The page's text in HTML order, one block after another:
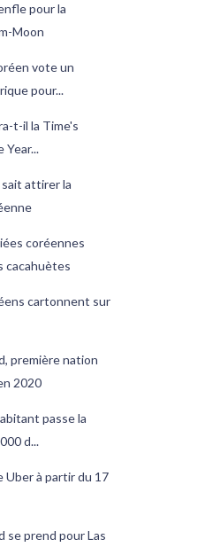
pour la
Moon
vote un
pour...
t-il la Time's
Year...
attirer la
coréennes
cacahuètes
cartonnent sur
première nation
2020
passe la
d...
Uber à partir du 17
se prend pour Las